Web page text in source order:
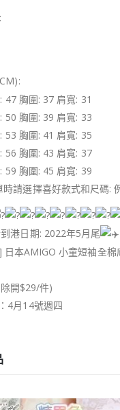
47 胸圍: 37 肩寬: 31
50 胸圍: 39 肩寬: 33
53 胸圍: 41 肩寬: 35
56 胸圍: 43 肩寬: 37
59 胸圍: 45 肩寬: 39
時請選擇喜好款式和尺碼:
港日期: 2022年5月尾
日本AMIGO 小童短袖全棉
開$29/件)
4月14號週四